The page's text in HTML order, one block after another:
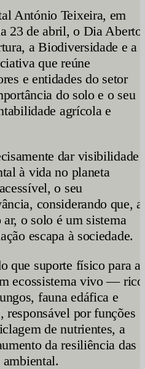
António Teixeira, em
23 de abril, o Dia Aberto
a Biodiversidade e a
que reúne
e entidades do setor
do solo e o seu
agrícola e
dar visibilidade
à vida no planeta
o seu
considerando que,
o solo é um sistema
escapa à sociedade.
que suporte físico para
ecossistema vivo — rico
fauna edáfica e
responsável por funções
de nutrientes, a
da resiliência das
ambiental.